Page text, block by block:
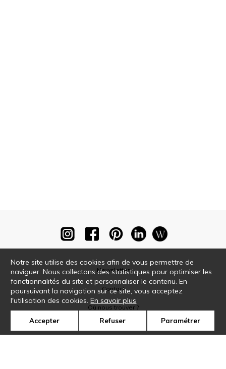
Newsletter
Contact
Où nous trouver ?
Notre site utilise des cookies afin de vous permettre de
naviguer. Nous collectons des statistiques pour optimiser les
fonctionnalités du site et personnaliser le contenu. En
poursuivant la navigation sur ce site, vous acceptez
l'utilisation des cookies.En savoir plus
Accepter Refuser Paramétrer